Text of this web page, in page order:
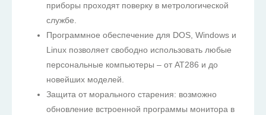
приборы проходят поверку в метрологической
службе.
Программное обеспечение для DOS, Windows и
Linux позволяет свободно использовать любые
персональные компьютеры – от АТ286 и до
новейших моделей.
Защита от морального старения: возможно
обновление встроенной программы монитора в